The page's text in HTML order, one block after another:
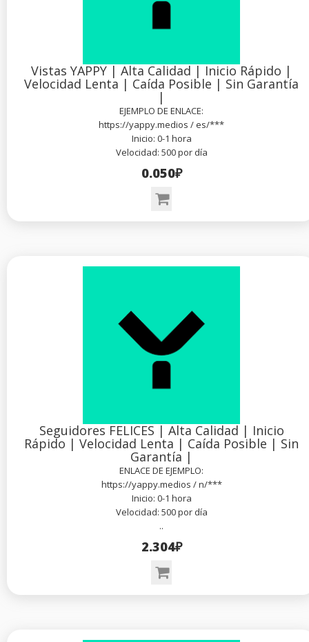
Vistas YAPPY | Alta Calidad | Inicio Rápido |
Velocidad Lenta | Caída Posible | Sin Garantía
|
EJEMPLO DE ENLACE:
https://yappy.medios / es/***
Inicio: 0-1 hora
Velocidad: 500 por día
0.050₽
Seguidores FELICES | Alta Calidad | Inicio
Rápido | Velocidad Lenta | Caída Posible | Sin
Garantía |
ENLACE DE EJEMPLO:
https://yappy.medios / n/***
Inicio: 0-1 hora
Velocidad: 500 por día
..
2.304₽